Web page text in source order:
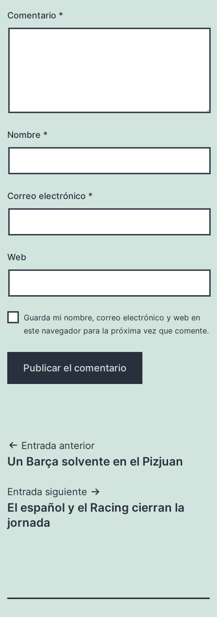
Comentario *
Nombre *
Correo electrónico *
Web
Guarda mi nombre, correo electrónico y web en
este navegador para la próxima vez que comente.
Navegación
de
entradas
Entrada anterior
Un Barça solvente en el Pizjuan
Entrada siguiente
El español y el Racing cierran la
jornada